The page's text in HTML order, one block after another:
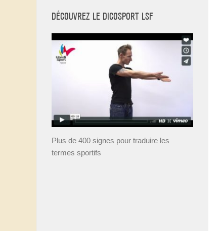
DÉCOUVREZ LE DICOSPORT LSF
Plus de 400 signes pour traduire les
termes sportifs